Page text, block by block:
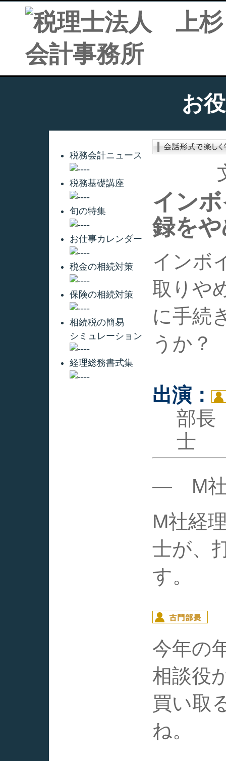
お
税務会計ニュース
税務基礎講座
旬の特集
お仕事カレンダー
税金の相続対策
保険の相続対策
相続税の簡易
シミュレーション
経理総務書式集
イン
録を
インボ
取りや
に手続
うか？
出演：
部
士
― M
M社経
士が、
す。
今年の
相談役
買い取
ね。